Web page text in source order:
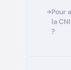
Pour
la
?